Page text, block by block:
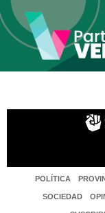
POLÍTICA
SOCIEDAD